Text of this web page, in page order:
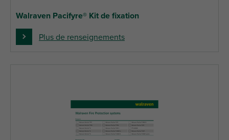
Walraven Pacifyre® Kit de fixation
Plus de renseignements